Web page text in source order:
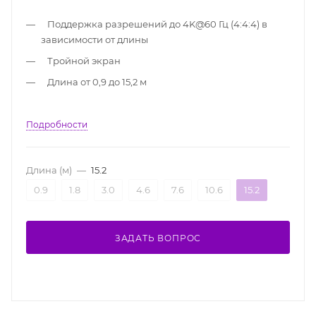
Поддержка разрешений до 4K@60 Гц (4:4:4) в
зависимости от длины
Тройной экран
Длина от 0,9 до 15,2 м
Подробности
Длина (м) — 15.2
0.9
1.8 3.0 4.6 7.6 10.6 15.2
ЗАДАТЬ ВОПРОС